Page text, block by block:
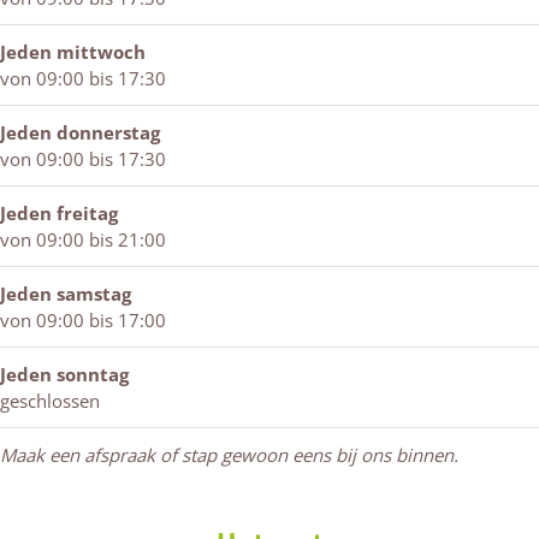
n
n
e
r
s
i
j
i
n
W
n
t
e
r
s
w
i
j
k
Z
e
n
i
n
t
e
r
s
w
i
j
k
e
W
t
e
r
s
w
i
j
k
&
i
e
W
i
n
e
r
s
w
i
j
Jeden mittwoch
von 09:00 bis 17:30
Jeden donnerstag
von 09:00 bis 17:30
Jeden freitag
von 09:00 bis 21:00
Jeden samstag
von 09:00 bis 17:00
Jeden sonntag
geschlossen
Maak een afspraak of stap gewoon eens bij ons binnen.